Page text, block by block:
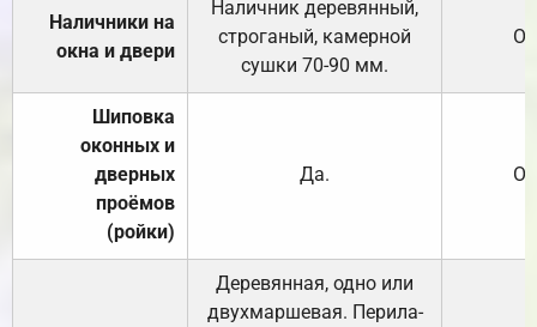
Наличники на
окна и двери
Наличник деревянный,
строганый, камерной
сушки 70-90 мм.
Шиповка
оконных и
дверных
проёмов
(ройки)
Да.
Деревянная, одно или
двухмаршевая. Перила-